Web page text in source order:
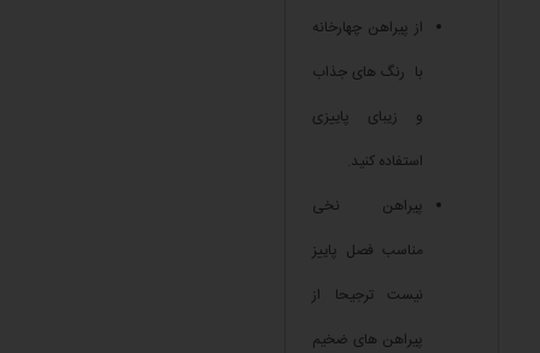
از پیراهن چهارخانه
با رنگ های جذاب
و زیبای پاییزی
استفاده کنید.
پیراهن نخی
مناسب فصل پاییز
نیست ترجیحا از
پیراهن های ضخیم